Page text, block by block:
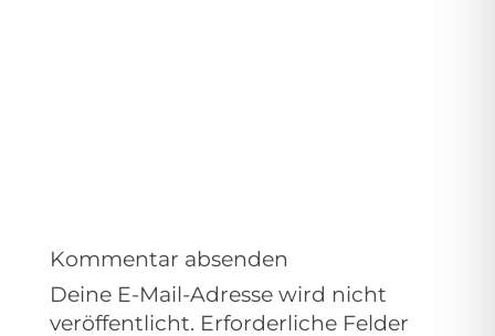
Kommentar absenden
Deine E-Mail-Adresse wird nicht
veröffentlicht. Erforderliche Felder